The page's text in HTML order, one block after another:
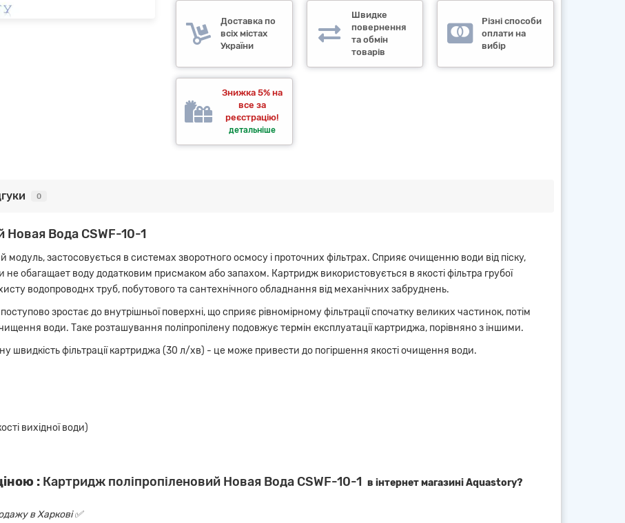
Доставка по
всіх містах
України
Швидке
повернення
та обмін
товарів
Різні способи
оплати на
вибір
Знижка 5% на
все за
реєстрацію!
детальніше
0
Новая Вода CSWF-10-1
модуль, застосовується в системах зворотного осмосу і проточних фільтрах. Сприяє очищенню води від піску,
не обагащает воду додатковим присмаком або запахом. Картридж використовується в якості фільтра грубої
водопроводнх труб, побутового та сантехнічного обладнання від механічних забруднень.
зростає до внутрішньої поверхні, що сприяє рівномірному фільтрації спочатку великих частинок, потім
води. Таке розташування поліпропілену подовжує термін експлуатації картриджа, порівняно з іншими.
фільтрації картриджа (30 л/хв) - це може привести до погіршення якості очищення води.
вихідної води)
: Картридж поліпропіленовий Новая Вода CSWF-10-1 в інтернет магазині Aquastory?
в Харкові ✅